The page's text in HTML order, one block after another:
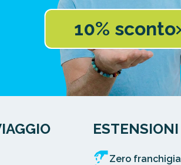
10% sconto
ESTENSIONI
Zero franchigia